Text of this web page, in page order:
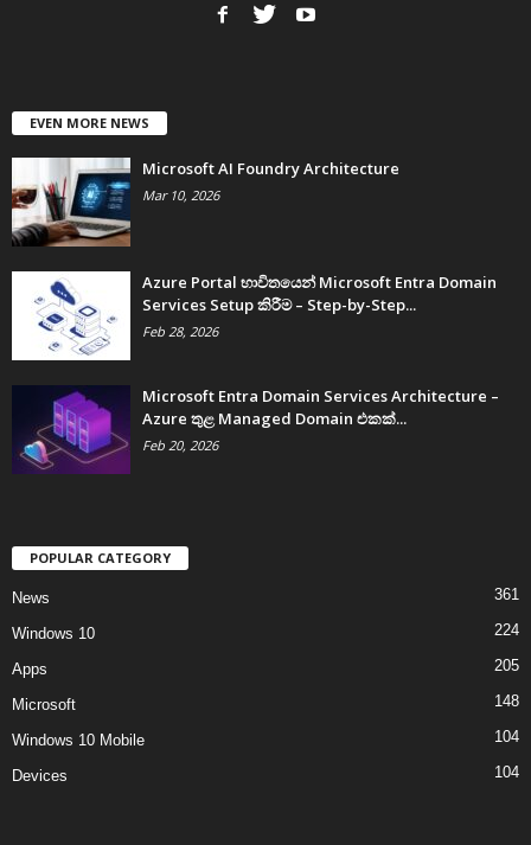
EVEN MORE NEWS
Microsoft AI Foundry Architecture
Mar 10, 2026
Azure Portal භාවිතයෙන් Microsoft Entra Domain
Services Setup කිරීම – Step-by-Step...
Feb 28, 2026
Microsoft Entra Domain Services Architecture –
Azure තුළ Managed Domain එකක්...
Feb 20, 2026
POPULAR CATEGORY
News 361
Windows 10 224
Apps 205
Microsoft 148
Windows 10 Mobile 104
Devices 104